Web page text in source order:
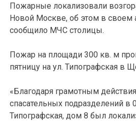
Пожарные локализовали
Новой Москве, об этом в своем
сообщило МЧС столицы.
Пожар на площади 300 кв. м
пятницу на ул. Типографская в
«Благодаря грамотным
спасательных подразделений в
Типографская, дом 8 был